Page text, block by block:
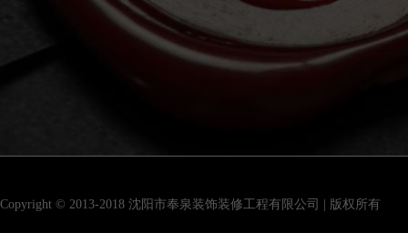
Copyright © 2013-2018 沈阳市奉泉装饰装修工程有限公司 | 版权所有